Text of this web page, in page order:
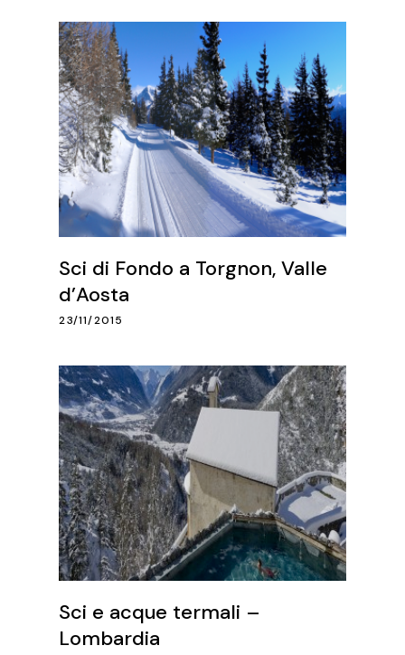
Sci di Fondo a Torgnon, Valle
d’Aosta
23/11/2015
Sci e acque termali –
Lombardia